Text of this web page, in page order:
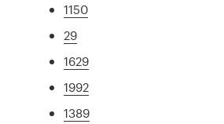
1150
29
1629
1992
1389